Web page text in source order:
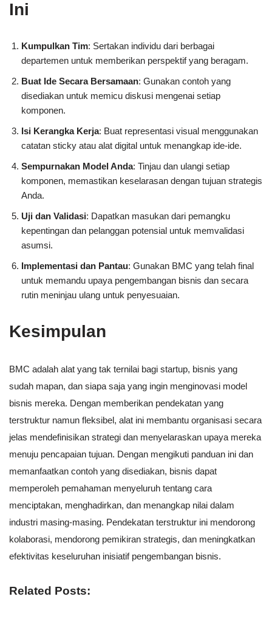
Ini
Kumpulkan Tim: Sertakan individu dari berbagai
departemen untuk memberikan perspektif yang beragam.
Buat Ide Secara Bersamaan: Gunakan contoh yang
disediakan untuk memicu diskusi mengenai setiap
komponen.
Isi Kerangka Kerja: Buat representasi visual menggunakan
catatan sticky atau alat digital untuk menangkap ide-ide.
Sempurnakan Model Anda: Tinjau dan ulangi setiap
komponen, memastikan keselarasan dengan tujuan strategis
Anda.
Uji dan Validasi: Dapatkan masukan dari pemangku
kepentingan dan pelanggan potensial untuk memvalidasi
asumsi.
Implementasi dan Pantau: Gunakan BMC yang telah final
untuk memandu upaya pengembangan bisnis dan secara
rutin meninjau ulang untuk penyesuaian.
Kesimpulan
BMC adalah alat yang tak ternilai bagi startup, bisnis yang
sudah mapan, dan siapa saja yang ingin menginovasi model
bisnis mereka. Dengan memberikan pendekatan yang
terstruktur namun fleksibel, alat ini membantu organisasi secara
jelas mendefinisikan strategi dan menyelaraskan upaya mereka
menuju pencapaian tujuan. Dengan mengikuti panduan ini dan
memanfaatkan contoh yang disediakan, bisnis dapat
memperoleh pemahaman menyeluruh tentang cara
menciptakan, menghadirkan, dan menangkap nilai dalam
industri masing-masing. Pendekatan terstruktur ini mendorong
kolaborasi, mendorong pemikiran strategis, dan meningkatkan
efektivitas keseluruhan inisiatif pengembangan bisnis.
Related Posts: